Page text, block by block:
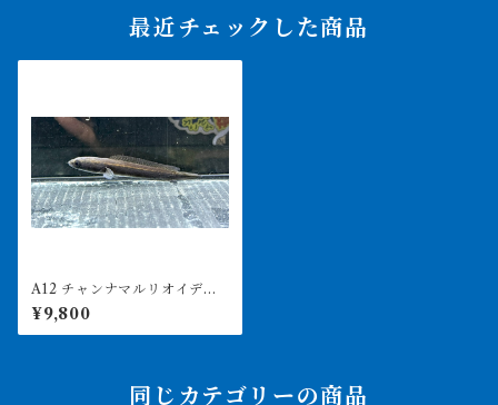
最近チェックした商品
A12 チャンナマルリオイデス
センタルム"リアル"メリアウ
8-12㎝前後 久しぶりの入荷
¥9,800
同じカテゴリーの商品